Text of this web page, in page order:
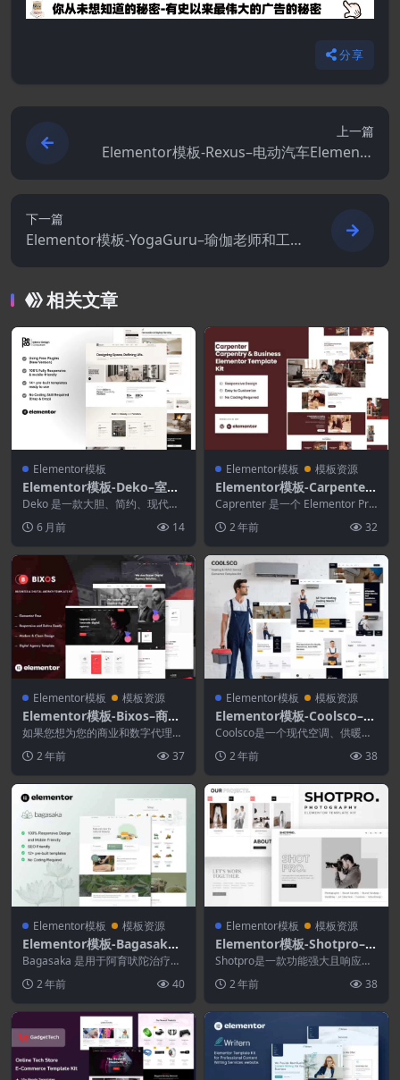
分享
上一篇
Elementor模板-Rexus–电动汽车Elemento
下一篇
Elementor模板-YogaGuru–瑜伽老师和工
相关文章
Elementor模板
Elementor模板-Deko–室内
设计顾问Elementor模板套
件
Deko 是一款大胆、简约、现代且
内设计...
6 月前 14
Elementor模板 模板资源
Elementor模板-Carpenter–
Business Elementor Pro模
板套件
Caprenter 是一个 Elementor Pro
2 年前 32
Elementor模板 模板资源
Elementor模板-Bixos–商业
和数字代理模板套件
如果您想为您的商业和数字代理商
是Bixos！. 这...
2 年前 37
Elementor模板 模板资源
Elementor模板-Coolsco–空
调加热和HVAC Elementor
Pro模板套件
Coolsco是一个现代空调、供暖和
2 年前 38
Elementor模板 模板资源
Elementor模板-Bagasaka–
阿育吠陀治疗和WooComm
erce商店Elementor Pro模
板套件
Bagasaka 是用于阿育吠陀治疗和
2 年前 40
Elementor模板 模板资源
Elementor模板-Shotpro–摄
影和作品集Elementor模板
套件
Shotpro是一款功能强大且响应迅
个 eleme...
2 年前 38